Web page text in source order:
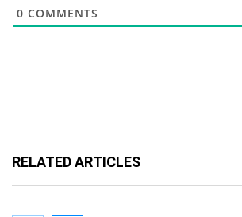
0 COMMENTS
RELATED ARTICLES